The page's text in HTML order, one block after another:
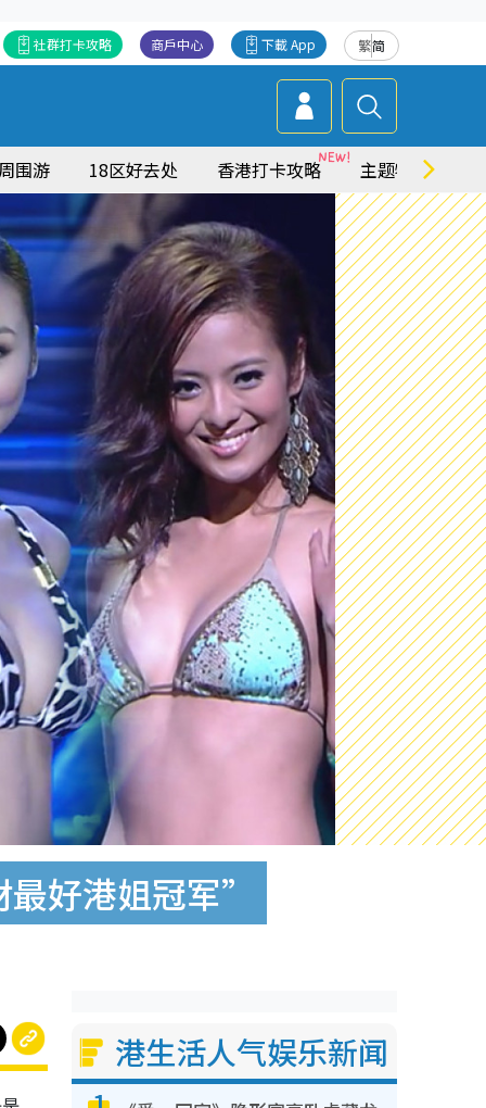
繁简
下載 App
商戶中心
社群打卡攻略
围游 18区好去处 香港打卡攻略 主题特集
好港姐冠军”
港生活人气娱乐新闻